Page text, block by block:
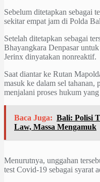
Sebelum ditetapkan sebagai
sekitar empat jam di Polda
Setelah ditetapkan sebagai
Bhayangkara Denpasar
Jerinx dinyatakan nonreaktif.
Saat diantar ke Rutan
masuk ke dalam sel
menjalani proses hukum
Baca Juga: Bali: Polisi
Law, Massa Mengamuk
Menurutnya, unggahan
test Covid-19 sebagai syarat